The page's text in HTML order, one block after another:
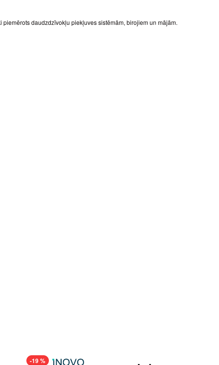
daudzdzīvokļu piekļuves sistēmām, birojiem un mājām.
-19 %